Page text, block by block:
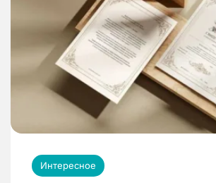
Интересное